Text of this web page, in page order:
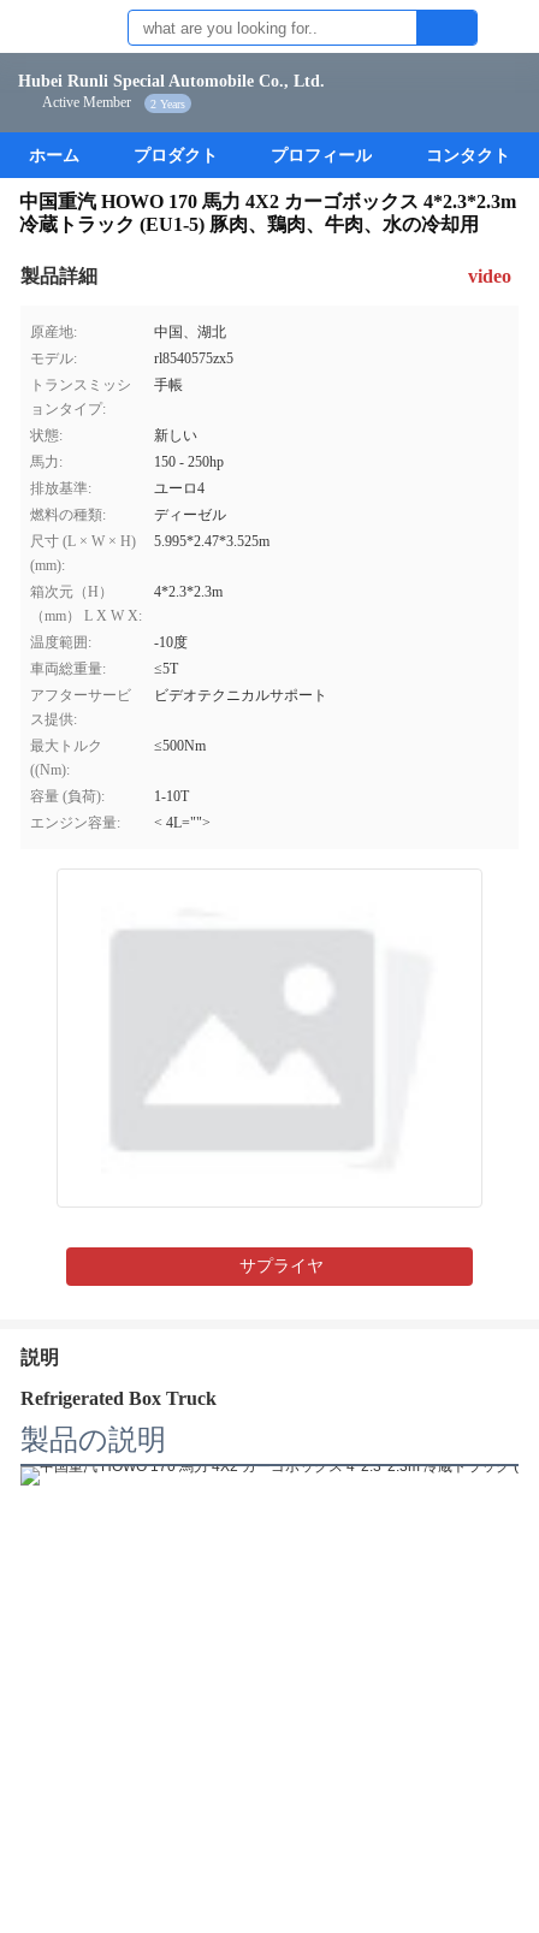
Hubei Runli Special Automobile Co., Ltd.
Active Member 2 Years
ホーム プロダクト プロフィール コンタクト
中国重汽 HOWO 170 馬力 4X2 カーゴボックス 4*2.3*2.3m
冷蔵トラック (EU1-5) 豚肉、鶏肉、牛肉、水の冷却用
製品詳細 video
原産地:
中国、湖北
モデル:
rl8540575zx5
トランスミッシ
ョンタイプ:
手帳
状態:
新しい
馬力:
150 - 250hp
排放基準:
ユーロ4
燃料の種類:
ディーゼル
尺寸 (L × W × H)
(mm):
5.995*2.47*3.525m
箱次元（H）
（mm） L X W X:
4*2.3*2.3m
温度範囲:
-10度
車両総重量:
≤5T
アフターサービ
ス提供:
ビデオテクニカルサポート
最大トルク
((Nm):
≤500Nm
容量 (負荷):
1-10T
エンジン容量:
< 4L="">
サプライヤ
説明
Refrigerated Box Truck
製品の説明